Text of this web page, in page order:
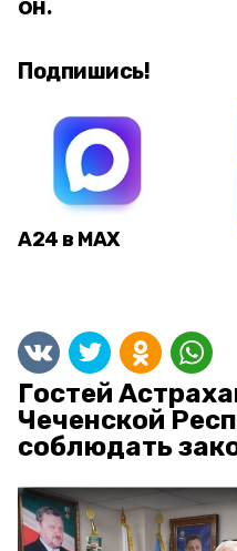
Подпишись!
А24 в MAX
Гостей
Чеченской
соблюдать